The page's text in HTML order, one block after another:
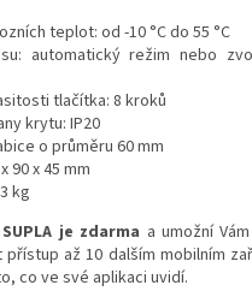
teplot: od -10 °C do 55 °C
automatický režim nebo
tlačítka: 8 kroků
krytu: IP20
o průměru 60 mm
90 x 45 mm
kg
SUPLA je zdarma a umožní
přístup až 10 dalším mobilním
co ve své aplikaci uvidí.